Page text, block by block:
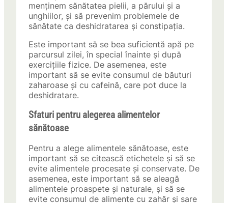
menținem sănătatea pielii, a părului și a
unghiilor, și să prevenim problemele de
sănătate ca deshidratarea și constipația.
Este important să se bea suficientă apă pe
parcursul zilei, în special înainte și după
exercițiile fizice. De asemenea, este
important să se evite consumul de băuturi
zaharoase și cu cafeină, care pot duce la
deshidratare.
Sfaturi pentru alegerea alimentelor
sănătoase
Pentru a alege alimentele sănătoase, este
important să se citească etichetele și să se
evite alimentele procesate și conservate. De
asemenea, este important să se aleagă
alimentele proaspete și naturale, și să se
evite consumul de alimente cu zahăr și sare